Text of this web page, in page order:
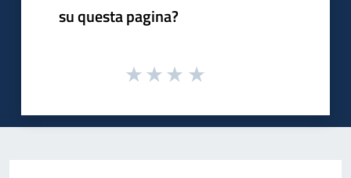
su questa pagina?